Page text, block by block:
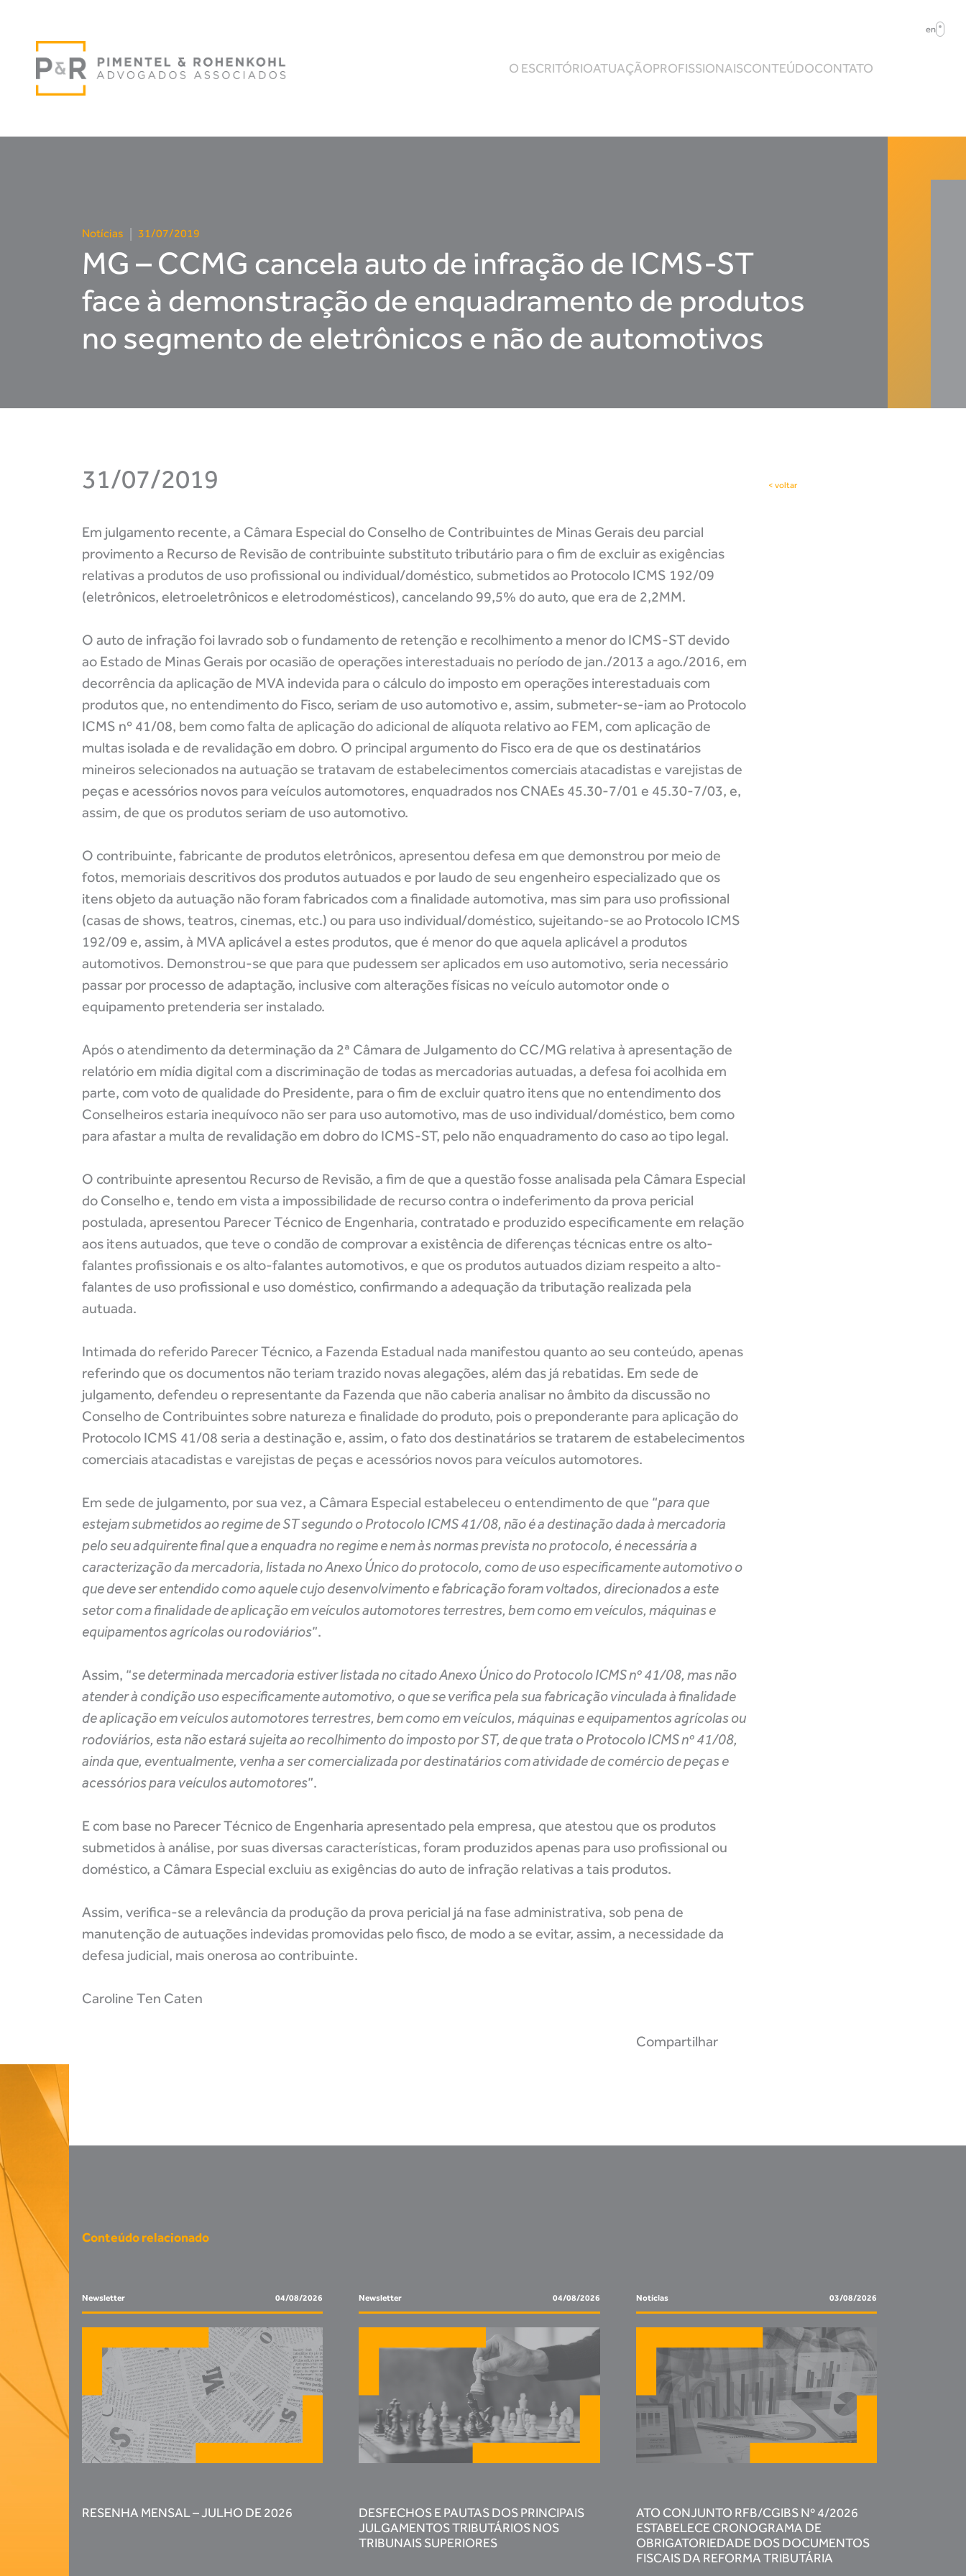
en
O ESCRITÓRIOATUAÇÃOPROFISSIONAISCONTEÚDOCONTATO
Notícias 31/07/2019
MG – CCMG cancela auto de infração de ICMS-ST
face à demonstração de enquadramento de produtos
no segmento de eletrônicos e não de automotivos
31/07/2019
Em julgamento recente, a Câmara Especial do Conselho de Contribuintes de Minas Gerais deu parcial
provimento a Recurso de Revisão de contribuinte substituto tributário para o fim de excluir as exigências
relativas a produtos de uso profissional ou individual/doméstico, submetidos ao Protocolo ICMS 192/09
(eletrônicos, eletroeletrônicos e eletrodomésticos), cancelando 99,5% do auto, que era de 2,2MM.
O auto de infração foi lavrado sob o fundamento de retenção e recolhimento a menor do ICMS-ST devido
ao Estado de Minas Gerais por ocasião de operações interestaduais no período de jan./2013 a ago./2016, em
decorrência da aplicação de MVA indevida para o cálculo do imposto em operações interestaduais com
produtos que, no entendimento do Fisco, seriam de uso automotivo e, assim, submeter-se-iam ao Protocolo
ICMS nº 41/08, bem como falta de aplicação do adicional de alíquota relativo ao FEM, com aplicação de
multas isolada e de revalidação em dobro. O principal argumento do Fisco era de que os destinatários
mineiros selecionados na autuação se tratavam de estabelecimentos comerciais atacadistas e varejistas de
peças e acessórios novos para veículos automotores, enquadrados nos CNAEs 45.30-7/01 e 45.30-7/03, e,
assim, de que os produtos seriam de uso automotivo.
O contribuinte, fabricante de produtos eletrônicos, apresentou defesa em que demonstrou por meio de
fotos, memoriais descritivos dos produtos autuados e por laudo de seu engenheiro especializado que os
itens objeto da autuação não foram fabricados com a finalidade automotiva, mas sim para uso profissional
(casas de shows, teatros, cinemas, etc.) ou para uso individual/doméstico, sujeitando-se ao Protocolo ICMS
192/09 e, assim, à MVA aplicável a estes produtos, que é menor do que aquela aplicável a produtos
automotivos. Demonstrou-se que para que pudessem ser aplicados em uso automotivo, seria necessário
passar por processo de adaptação, inclusive com alterações físicas no veículo automotor onde o
equipamento pretenderia ser instalado.
Após o atendimento da determinação da 2ª Câmara de Julgamento do CC/MG relativa à apresentação de
relatório em mídia digital com a discriminação de todas as mercadorias autuadas, a defesa foi acolhida em
parte, com voto de qualidade do Presidente, para o fim de excluir quatro itens que no entendimento dos
Conselheiros estaria inequívoco não ser para uso automotivo, mas de uso individual/doméstico, bem como
para afastar a multa de revalidação em dobro do ICMS-ST, pelo não enquadramento do caso ao tipo legal.
O contribuinte apresentou Recurso de Revisão, a fim de que a questão fosse analisada pela Câmara Especial
do Conselho e, tendo em vista a impossibilidade de recurso contra o indeferimento da prova pericial
postulada, apresentou Parecer Técnico de Engenharia, contratado e produzido especificamente em relação
aos itens autuados, que teve o condão de comprovar a existência de diferenças técnicas entre os alto-
falantes profissionais e os alto-falantes automotivos, e que os produtos autuados diziam respeito a alto-
falantes de uso profissional e uso doméstico, confirmando a adequação da tributação realizada pela
autuada.
Intimada do referido Parecer Técnico, a Fazenda Estadual nada manifestou quanto ao seu conteúdo, apenas
referindo que os documentos não teriam trazido novas alegações, além das já rebatidas. Em sede de
julgamento, defendeu o representante da Fazenda que não caberia analisar no âmbito da discussão no
Conselho de Contribuintes sobre natureza e finalidade do produto, pois o preponderante para aplicação do
Protocolo ICMS 41/08 seria a destinação e, assim, o fato dos destinatários se tratarem de estabelecimentos
comerciais atacadistas e varejistas de peças e acessórios novos para veículos automotores.
Em sede de julgamento, por sua vez, a Câmara Especial estabeleceu o entendimento de que “para que
estejam submetidos ao regime de ST segundo o Protocolo ICMS 41/08, não é a destinação dada à mercadoria
pelo seu adquirente final que a enquadra no regime e nem às normas prevista no protocolo, é necessária a
caracterização da mercadoria, listada no Anexo Único do protocolo, como de uso especificamente automotivo o
que deve ser entendido como aquele cujo desenvolvimento e fabricação foram voltados, direcionados a este
setor com a finalidade de aplicação em veículos automotores terrestres, bem como em veículos, máquinas e
equipamentos agrícolas ou rodoviários”.
Assim, “se determinada mercadoria estiver listada no citado Anexo Único do Protocolo ICMS nº 41/08, mas não
atender à condição uso especificamente automotivo, o que se verifica pela sua fabricação vinculada à finalidade
de aplicação em veículos automotores terrestres, bem como em veículos, máquinas e equipamentos agrícolas ou
rodoviários, esta não estará sujeita ao recolhimento do imposto por ST, de que trata o Protocolo ICMS nº 41/08,
ainda que, eventualmente, venha a ser comercializada por destinatários com atividade de comércio de peças e
acessórios para veículos automotores”.
E com base no Parecer Técnico de Engenharia apresentado pela empresa, que atestou que os produtos
submetidos à análise, por suas diversas características, foram produzidos apenas para uso profissional ou
doméstico, a Câmara Especial excluiu as exigências do auto de infração relativas a tais produtos.
Assim, verifica-se a relevância da produção da prova pericial já na fase administrativa, sob pena de
manutenção de autuações indevidas promovidas pelo fisco, de modo a se evitar, assim, a necessidade da
defesa judicial, mais onerosa ao contribuinte.
Caroline Ten Caten
Compartilhar
< voltar
Conteúdo relacionado
Newsletter 04/08/2026
RESENHA MENSAL – JULHO DE 2026
Newsletter 04/08/2026
DESFECHOS E PAUTAS DOS PRINCIPAIS
JULGAMENTOS TRIBUTÁRIOS NOS
TRIBUNAIS SUPERIORES
Notícias 03/08/2026
ATO CONJUNTO RFB/CGIBS Nº 4/2026
ESTABELECE CRONOGRAMA DE
OBRIGATORIEDADE DOS DOCUMENTOS
FISCAIS DA REFORMA TRIBUTÁRIA